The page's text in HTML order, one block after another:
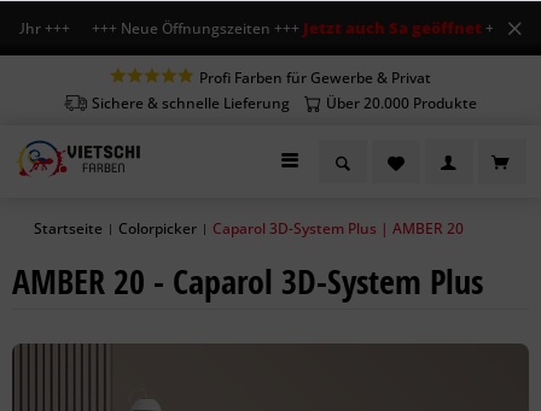
+++ +++ Neue Öffnungszeiten +++Jetzt auch Sa geöffnet+++ Mo-Fr
Profi Farben für Gewerbe & Privat
Sichere & schnelle Lieferung
Über 20.000 Produkte
Startseite | Colorpicker | Caparol 3D-System Plus | AMBER 20
AMBER 20 - Caparol 3D-System Plus